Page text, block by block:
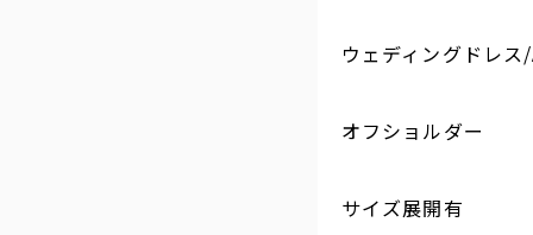
ウェディングドレス
オフショルダー
サイズ展開有